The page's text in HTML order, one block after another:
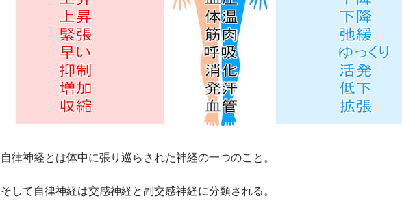
自律神経とは体中に張り巡らされた神経の一つのこと。
そして自律神経は交感神経と副交感神経に分類される。